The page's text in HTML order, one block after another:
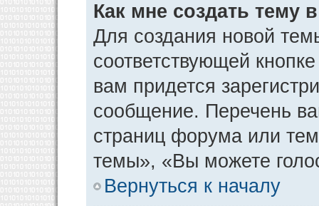
Как мне создать тему
Для создания новой
соответствующей
вам придется
сообщение. Перечень
страниц форума или
темы», «Вы можете
Вернуться к началу